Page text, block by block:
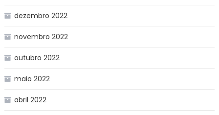
dezembro 2022
novembro 2022
outubro 2022
maio 2022
abril 2022